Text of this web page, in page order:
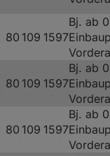
80 109 1597
Bj. ab
80 109 1597
Bj. ab
80 109 1597
Bj. ab